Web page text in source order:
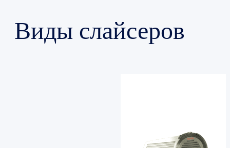
Виды слайсеров